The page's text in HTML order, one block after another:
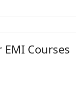
EMI Courses